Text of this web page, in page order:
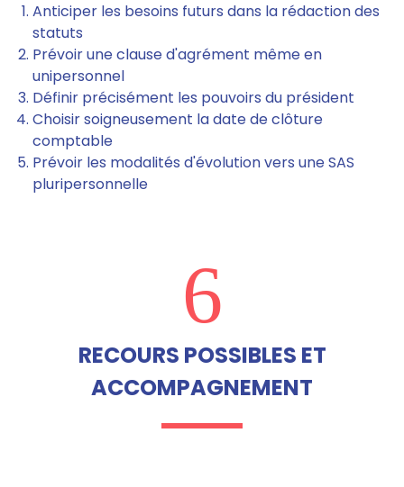
Anticiper les besoins futurs dans la rédaction des
statuts
Prévoir une clause d'agrément même en
unipersonnel
Définir précisément les pouvoirs du président
Choisir soigneusement la date de clôture
comptable
Prévoir les modalités d'évolution vers une SAS
pluripersonnelle
6
RECOURS POSSIBLES ET
ACCOMPAGNEMENT